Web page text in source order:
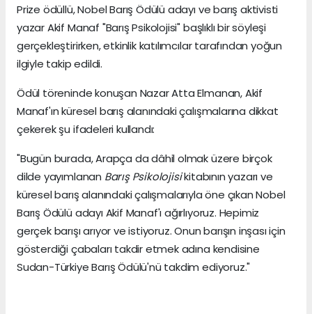
Prize ödüllü, Nobel Barış Ödülü adayı ve barış aktivisti
yazar Akif Manaf "Barış Psikolojisi" başlıklı bir söyleşi
gerçekleştirirken, etkinlik katılımcılar tarafından yoğun
ilgiyle takip edildi.
Ödül töreninde konuşan Nazar Atta Elmanan, Akif
Manaf'ın küresel barış alanındaki çalışmalarına dikkat
çekerek şu ifadeleri kullandı:
"Bugün burada, Arapça da dâhil olmak üzere birçok
dilde yayımlanan Barış Psikolojisikitabının yazarı ve
küresel barış alanındaki çalışmalarıyla öne çıkan Nobel
Barış Ödülü adayı Akif Manaf'ı ağırlıyoruz. Hepimiz
gerçek barışı arıyor ve istiyoruz. Onun barışın inşası için
gösterdiği çabaları takdir etmek adına kendisine
Sudan-Türkiye Barış Ödülü'nü takdim ediyoruz."